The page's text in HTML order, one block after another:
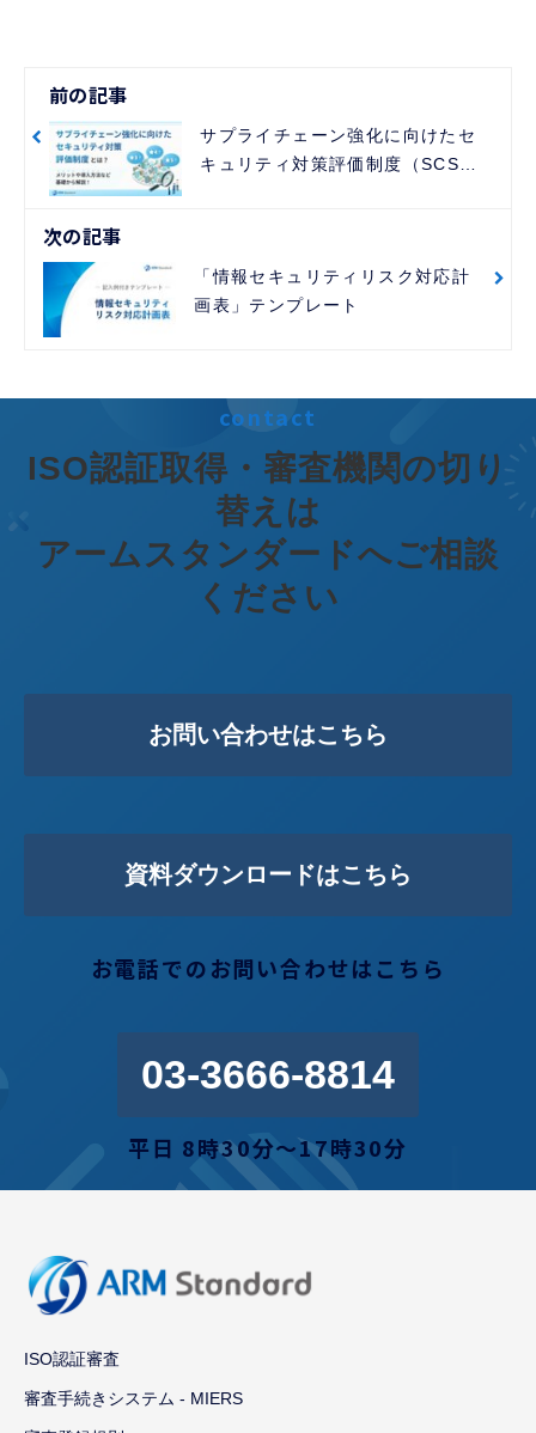
前の記事
サプライチェーン強化に向けたセ
キュリティ対策評価制度（SCS評
次の記事
「情報セキュリティリスク対応計
画表」テンプレート
contact
ISO認証取得・審査機関の切り
替えは
アームスタンダードへご相談
ください
お問い合わせはこちら
資料ダウンロードはこちら
お電話でのお問い合わせはこちら
03-3666-8814
平日 8時30分〜17時30分
ISO認証審査
審査手続きシステム - MIERS